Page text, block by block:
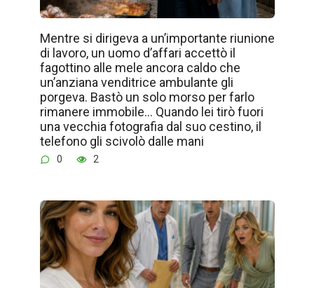
Mentre si dirigeva a un’importante riunione
di lavoro, un uomo d’affari accettò il
fagottino alle mele ancora caldo che
un’anziana venditrice ambulante gli
porgeva. Bastò un solo morso per farlo
rimanere immobile… Quando lei tirò fuori
una vecchia fotografia dal suo cestino, il
telefono gli scivolò dalle mani
0 2